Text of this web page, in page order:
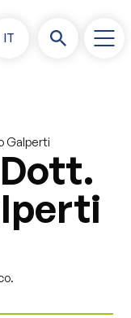
IT
Galperti